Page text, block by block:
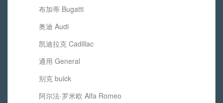
布加蒂 Bugatti
奥迪 Audi
凯迪拉克 Cadillac
通用 General
别克 buick
阿尔法·罗米欧 Alfa Romeo